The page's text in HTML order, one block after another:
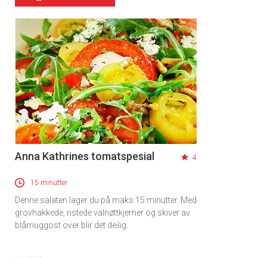
Anna Kathrines tomatspesial 4
15 minutter
Denne salaten lager du på maks 15 minutter. Med
grovhakkede, ristede valnøttkjerner og skiver av
blåmuggost over blir det deilig.